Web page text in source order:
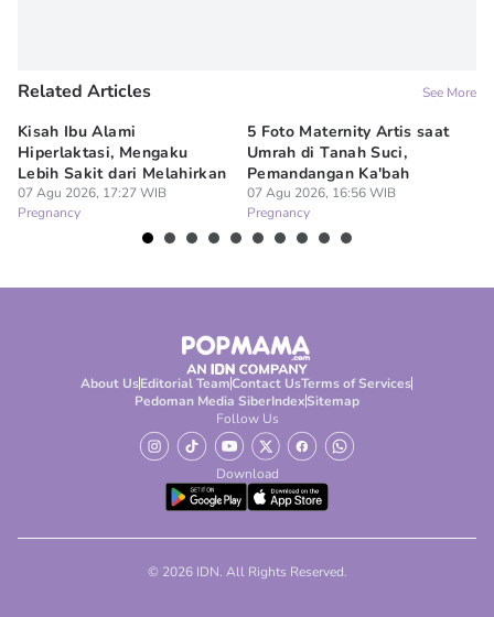
Related Articles See More
Kisah Ibu Alami
Hiperlaktasi, Mengaku
Lebih Sakit dari Melahirkan
07 Agu 2026, 17:27 WIB
Pregnancy
5 Foto Maternity Artis saat
Umrah di Tanah Suci,
Pemandangan Ka'bah
07 Agu 2026, 16:56 WIB
Pregnancy
About UsEditorial TeamContact UsTerms of Services
Pedoman Media SiberIndexSitemap
Follow Us
Download
© 2026 IDN. All Rights Reserved.